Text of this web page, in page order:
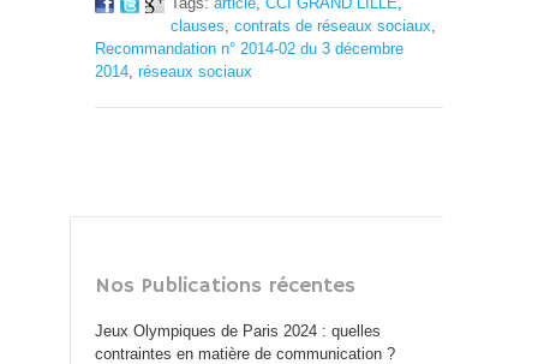
clauses, contrats de réseaux sociaux,
Recommandation n° 2014-02 du 3 décembre
2014, réseaux sociaux
Nos Publications récentes
Jeux Olympiques de Paris 2024 : quelles
contraintes en matière de communication ?